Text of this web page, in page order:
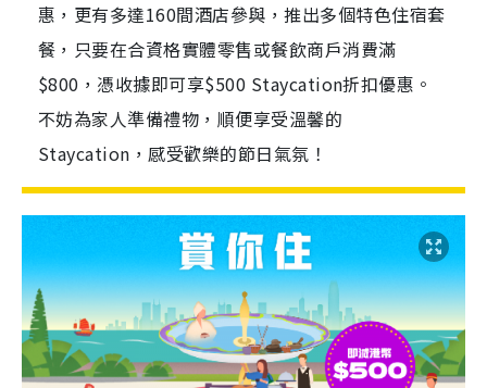
惠，更有多達160間酒店參與，推出多個特色住宿套
餐，只要在合資格實體零售或餐飲商戶消費滿
$800，憑收據即可享$500 Staycation折扣優惠。
不妨為家人準備禮物，順便享受溫馨的
Staycation，感受歡樂的節日氣氛！